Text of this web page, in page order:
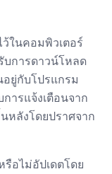
ในคอมพิวเตอร์
บการดาวน์โหลด
ยู่กับโปรแกรม
ารแจ้งเตือนจาก
หลังโดยปราศจาก
รือไม่อัปเดตโดย